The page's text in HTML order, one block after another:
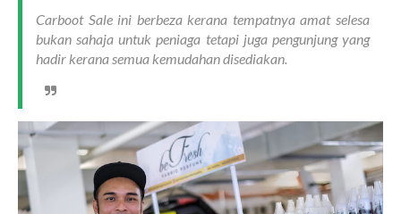
Carboot Sale ini berbeza kerana tempatnya amat selesa
bukan sahaja untuk peniaga tetapi juga pengunjung yang
hadir kerana semua kemudahan disediakan.